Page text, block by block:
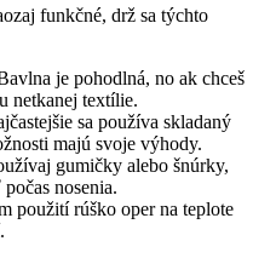
funkčné, drž sa týchto
je pohodlná, no ak chceš
netkanej textílie.
sa používa skladaný
majú svoje výhody.
gumičky alebo šnúrky,
nosenia.
použití rúško oper na teplote